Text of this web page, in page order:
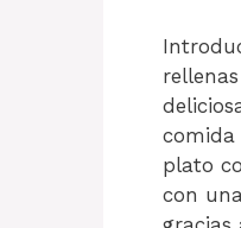
comida
plato
con